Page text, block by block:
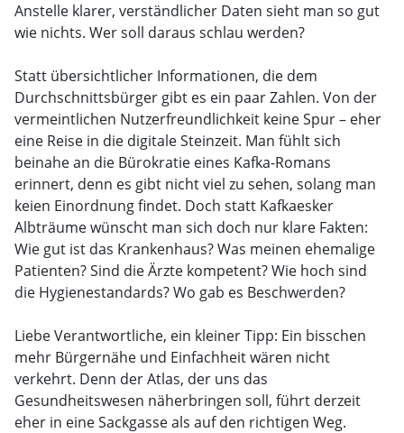
Anstelle klarer, verständlicher Daten sieht man so gut
wie nichts. Wer soll daraus schlau werden?
Statt übersichtlicher Informationen, die dem
Durchschnittsbürger gibt es ein paar Zahlen. Von der
vermeintlichen Nutzerfreundlichkeit keine Spur – eher
eine Reise in die digitale Steinzeit. Man fühlt sich
beinahe an die Bürokratie eines Kafka-Romans
erinnert, denn es gibt nicht viel zu sehen, solang man
keien Einordnung findet. Doch statt Kafkaesker
Albträume wünscht man sich doch nur klare Fakten:
Wie gut ist das Krankenhaus? Was meinen ehemalige
Patienten? Sind die Ärzte kompetent? Wie hoch sind
die Hygienestandards? Wo gab es Beschwerden?
Liebe Verantwortliche, ein kleiner Tipp: Ein bisschen
mehr Bürgernähe und Einfachheit wären nicht
verkehrt. Denn der Atlas, der uns das
Gesundheitswesen näherbringen soll, führt derzeit
eher in eine Sackgasse als auf den richtigen Weg.